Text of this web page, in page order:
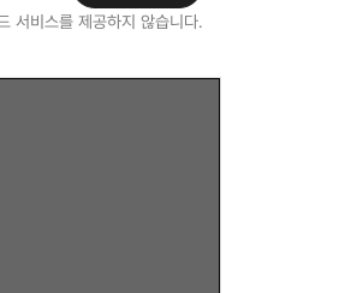
서비스를 제공하지 않습니다.